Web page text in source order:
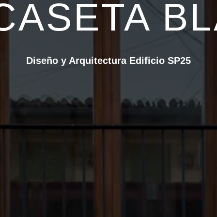
Diseño y Arquitectura Edificio SP25